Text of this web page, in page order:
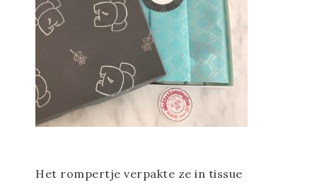
Het rompertje verpakte ze in tissue